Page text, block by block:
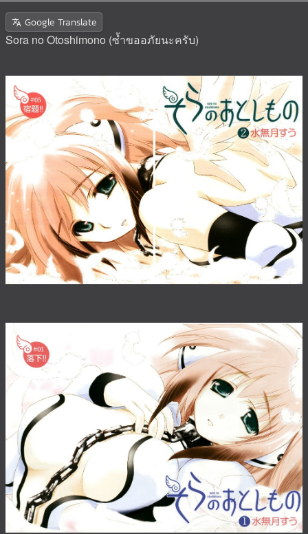
Google Translate
Sora no Otoshimono (ซ้ำขออภัยนะครับ)